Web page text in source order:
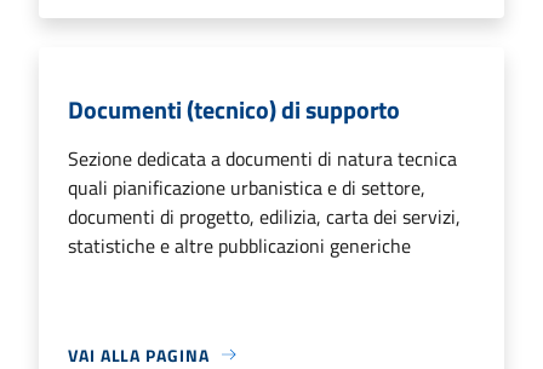
Documenti (tecnico) di supporto
Sezione dedicata a documenti di natura tecnica
quali pianificazione urbanistica e di settore,
documenti di progetto, edilizia, carta dei servizi,
statistiche e altre pubblicazioni generiche
VAI ALLA PAGINA